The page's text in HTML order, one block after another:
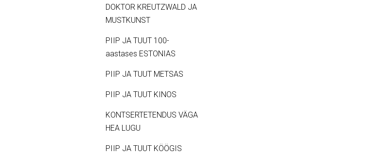
DOKTOR KREUTZWALD JA
MUSTKUNST
PIIP JA TUUT 100-
aastases ESTONIAS
PIIP JA TUUT METSAS
PIIP JA TUUT KINOS
KONTSERTETENDUS VÄGA
HEA LUGU
PIIP JA TUUT KÖÖGIS